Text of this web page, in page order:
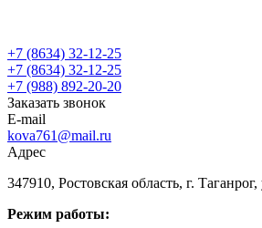
+7 (8634) 32-12-25
+7 (8634) 32-12-25
+7 (988) 892-20-20
Заказать звонок
E-mail
kova761@mail.ru
Адрес
347910, Ростовская область, г.
Режим работы: